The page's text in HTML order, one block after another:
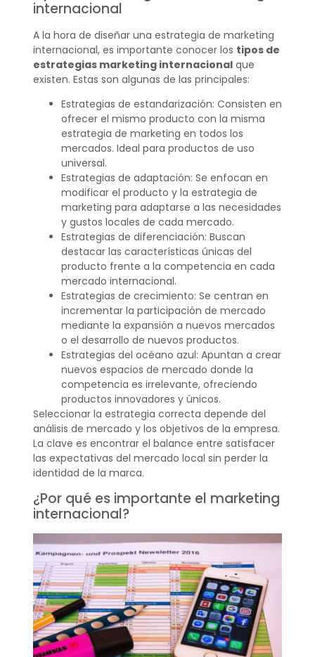
internacional
A la hora de diseñar una estrategia de marketing
internacional, es importante conocer los tipos de
estrategias marketing internacionalque
existen. Estas son algunas de las principales:
Estrategias de estandarización: Consisten en
ofrecer el mismo producto con la misma
estrategia de marketing en todos los
mercados. Ideal para productos de uso
universal.
Estrategias de adaptación: Se enfocan en
modificar el producto y la estrategia de
marketing para adaptarse a las necesidades
y gustos locales de cada mercado.
Estrategias de diferenciación: Buscan
destacar las características únicas del
producto frente a la competencia en cada
mercado internacional.
Estrategias de crecimiento: Se centran en
incrementar la participación de mercado
mediante la expansión a nuevos mercados
o el desarrollo de nuevos productos.
Estrategias del océano azul: Apuntan a crear
nuevos espacios de mercado donde la
competencia es irrelevante, ofreciendo
productos innovadores y únicos.
Seleccionar la estrategia correcta depende del
análisis de mercado y los objetivos de la empresa.
La clave es encontrar el balance entre satisfacer
las expectativas del mercado local sin perder la
identidad de la marca.
¿Por qué es importante el marketing
internacional?